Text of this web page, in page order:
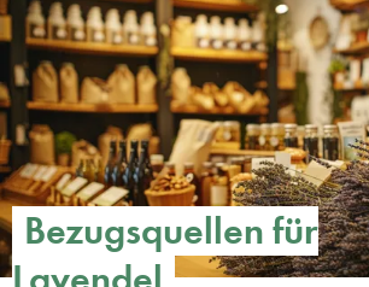
Bezugsquellen für